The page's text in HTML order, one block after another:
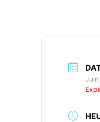
Juin